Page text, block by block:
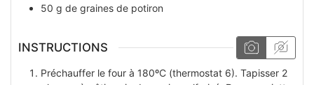
50 g de graines de potiron
INSTRUCTIONS
Préchauffer le four à 180ºC (thermostat 6). Tapisser 2